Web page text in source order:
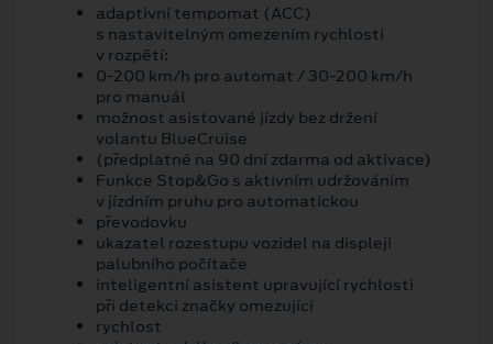
adaptivní tempomat (ACC)
s nastavitelným omezením rychlosti
v rozpětí:
0-200 km/h pro automat / 30-200 km/h
pro manuál
možnost asistované jízdy bez držení
volantu BlueCruise
(předplatné na 90 dní zdarma od aktivace)
Funkce Stop&Go s aktivním udržováním
v jízdním pruhu pro automatickou
převodovku
ukazatel rozestupu vozidel na displeji
palubního počítače
inteligentní asistent upravující rychlosti
při detekci značky omezující
rychlost